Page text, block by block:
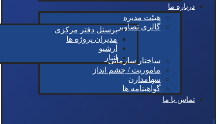
درباره ما
هیئت مدیره
گالری تصاویرپرسنل دفتر مرکزی
مدیران پروژه ها
آرشیو
انبار
ساختار سازمانی
ماموریت / چشم انداز
سهامدارن
گواهینامه ها
تماس با ما